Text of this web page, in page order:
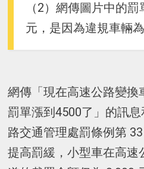
（2）網傳圖片中的
元，是因為違規車輛為
網傳「現在高速公路變換
罰單漲到4500了」的訊
路交通管理處罰條例第
提高罰緩，小型車在高速